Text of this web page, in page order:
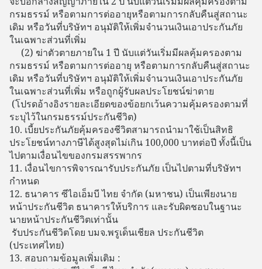
กรมธรรม์ หรือตามการต่ออายุหรือตามการกลับคืนสู่สถานะ
เดิม หรือวันที่บริษัทฯ อนุมัติให้เพิ่มจํานวนเงินเอาประกันภัย
ในเฉพาะส่วนที่เพิ่ม
(2) ฆ่าตัวตายภายใน 1 ปี นับแต่วันเริ่มมีผลคุ้มครองตาม
กรมธรรม์ หรือตามการต่ออายุ หรือตามการกลับคืนสู่สถานะ
เดิม หรือวันที่บริษัทฯ อนุมัติให้เพิ่มจํานวนเงินเอาประกันภัย
ในเฉพาะส่วนที่เพิ่ม หรือถูกผู้รับผลประโยชน์ฆ่าตาย
(โปรดอ้างอิงรายละเอียดของข้อยกเว้นความคุ้มครองตามที่
ระบุไว้ในกรมธรรม์ประกันชีวิต)
10. เบี้ยประกันภัยคุ้มครองชีวิตสามารถนํามาใช้เป็นสิทธิ
ประโยชน์ทางภาษีได้สูงสุดไม่เกิน 100,000 บาทต่อปี ทั้งนี้เป็น
ไปตามเงื่อนไขของกรมสรรพากร
11. เงื่อนไขการพิจารณารับประกันภัย เป็นไปตามที่บริษัทฯ
กําหนด
12. ธนาคาร ซีไอเอ็มบี ไทย จํากัด (มหาชน) เป็นเพียงนาย
หน้าประกันชีวิต ธนาคารให้บริการ และรับผิดชอบในฐานะ
นายหน้าประกันชีวิตเท่านั้น
รับประกันชีวิตโดย บมจ.พรูเด็นเชียล ประกันชีวิต
(ประเทศไทย)
13. สอบถามข้อมูลเพิ่มเติม :